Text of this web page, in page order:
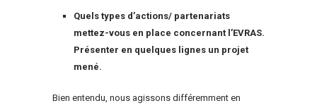
Quels types d’actions/ partenariats
mettez-vous en place concernant l’EVRAS.
Présenter en quelques lignes un projet
mené.
Bien entendu, nous agissons différemment en